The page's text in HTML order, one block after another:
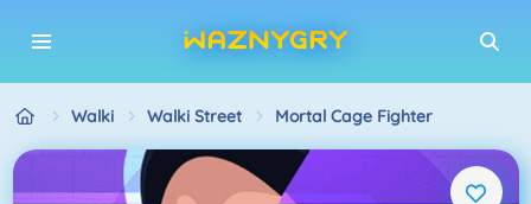
Walki Walki Street Mortal Cage Fighter